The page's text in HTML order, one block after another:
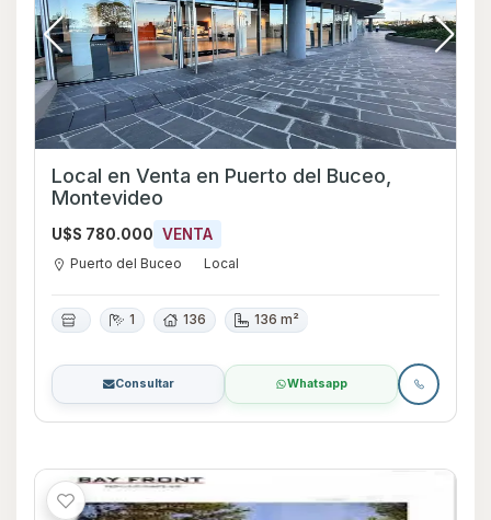
Local en Venta en Puerto del Buceo,
Montevideo
U$S 780.000 VENTA
Puerto del Buceo Local
1 136 136 m²
Consultar Whatsapp